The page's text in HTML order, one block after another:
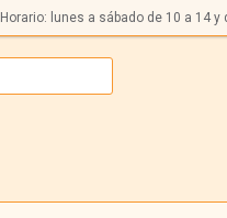
Horario: lunes a sábado de 10 a 14 y